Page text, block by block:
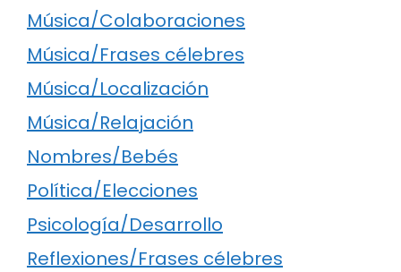
Música/Colaboraciones
Música/Frases célebres
Música/Localización
Música/Relajación
Nombres/Bebés
Política/Elecciones
Psicología/Desarrollo
Reflexiones/Frases célebres